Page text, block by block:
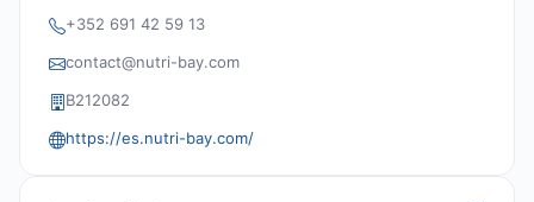
+352 691 42 59 13
contact@nutri-bay.com
B212082
https://es.nutri-bay.com/